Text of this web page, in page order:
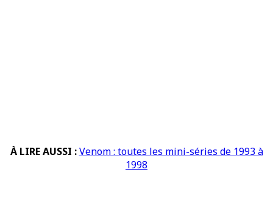
À LIRE AUSSI : Venom : toutes les mini-séries de 1993 à
1998